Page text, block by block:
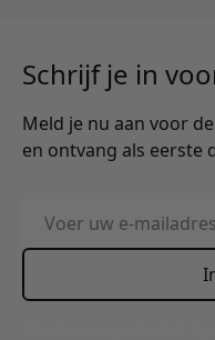
Schrijf je in
Meld je nu aan voor
en ontvang als eerste
E-mailadres